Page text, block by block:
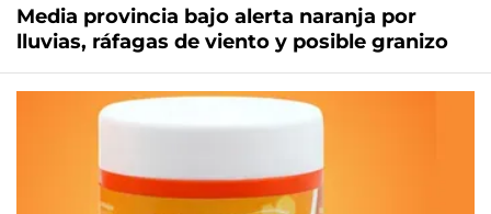
Media provincia bajo alerta naranja por
lluvias, ráfagas de viento y posible granizo